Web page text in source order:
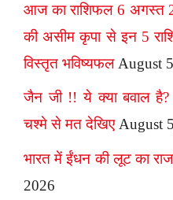
आज का राशिफल 6 अगस्त
की असीम कृपा से इन 5
विस्तृत भविष्यफल August
जैन जी !! ये क्या बवाल है?
चश्मे से मत देखिए August
भारत में ईंधन की लूट का
2026